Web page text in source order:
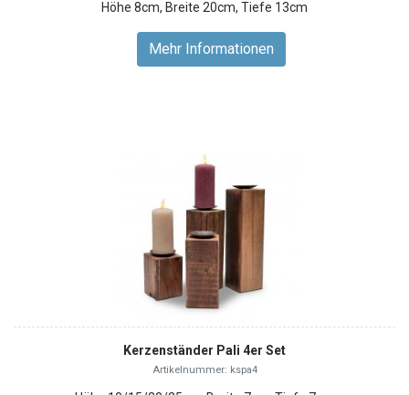
Höhe 8cm, Breite 20cm, Tiefe 13cm
Mehr Informationen
Kerzenständer Pali 4er Set
Artikelnummer: kspa4